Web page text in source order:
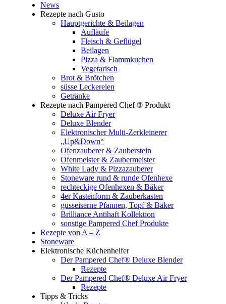
News
Rezepte nach Gusto
Hauptgerichte & Beilagen
Aufläufe
Fleisch & Geflügel
Beilagen
Pizza & Flammkuchen
Vegetarisch
Brot & Brötchen
süsse Leckereien
Getränke
Rezepte nach Pampered Chef ® Produkt
Deluxe Air Fryer
Deluxe Blender
Elektronischer Multi-Zerkleinerer
„Up&Down“
Ofenzauberer & Zauberstein
Ofenmeister & Zaubermeister
White Lady & Pizzazauberer
Stoneware rund & runde Ofenhexe
rechteckige Ofenhexen & Bäker
4er Kastenform & Zauberkasten
gusseiserne Pfannen, Topf & Bäker
Brilliance Antihaft Kollektion
sonstige Pampered Chef Produkte
Rezepte von A – Z
Stoneware
Elektronische Küchenhelfer
Der Pampered Chef® Deluxe Blender
Rezepte
Der Pampered Chef® Deluxe Air Fryer
Rezepte
Tipps & Tricks